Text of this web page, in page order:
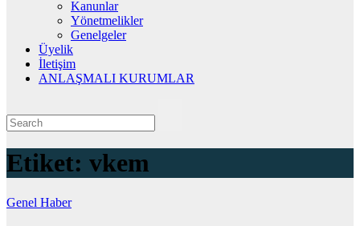
Kanunlar
Yönetmelikler
Genelgeler
Üyelik
İletişim
ANLAŞMALI KURUMLAR
Etiket: vkem
Genel Haber